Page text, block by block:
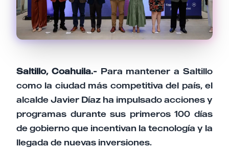
Saltillo, Coahuila.-Para mantener a Saltillo
como la ciudad más competitiva del país, el
alcalde Javier Díaz ha impulsado acciones y
programas durante sus primeros 100 días
de gobierno que incentivan la tecnología y la
llegada de nuevas inversiones.
Tu comentario
Cancelar Enviar comentario